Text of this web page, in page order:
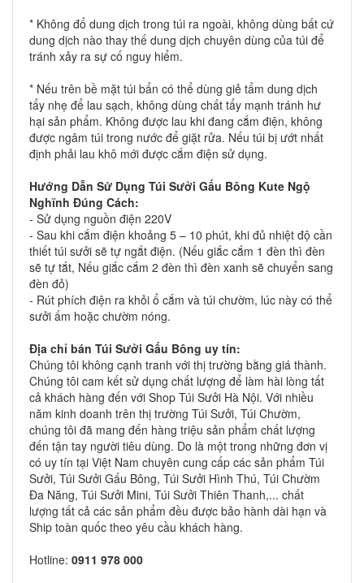
* Không đổ dung dịch trong túi ra ngoài, không dùng bất cứ
dung dịch nào thay thế dung dịch chuyên dùng của túi để
tránh xảy ra sự cố nguy hiểm.
* Nếu trên bề mặt túi bẩn có thể dùng giẻ tẩm dung dịch
tẩy nhẹ để lau sạch, không dùng chất tẩy mạnh tránh hư
hại sản phẩm. Không được lau khi đang cắm điện, không
được ngâm túi trong nước để giặt rửa. Nếu túi bị ướt nhất
định phải lau khô mới được cắm điện sử dụng.
Hướng Dẫn Sử Dụng Túi Sưởi Gấu Bông Kute Ngộ
Nghĩnh Đúng Cách:
- Sử dụng nguồn điện 220V
- Sau khi cắm điện khoảng 5 – 10 phút, khi đủ nhiệt độ cần
thiết túi sưởi sẽ tự ngắt điện. (Nếu giắc cắm 1 đèn thì đèn
sẽ tự tắt, Nếu giắc cắm 2 đèn thì đèn xanh sẽ chuyển sang
đèn đỏ)
- Rút phích điện ra khỏi ổ cắm và túi chườm, lúc này có thể
sưởi ấm hoặc chườm nóng.
Địa chỉ bán Túi Sưởi Gấu Bông uy tín:
Chúng tôi không cạnh tranh với thị trường bằng giá thành.
Chúng tôi cam kết sử dụng chất lượng để làm hài lòng tất
cả khách hàng đến với Shop Túi Sưởi Hà Nội. Với nhiều
năm kinh doanh trên thị trường Túi Sưởi, Túi Chườm,
chúng tôi đã mang đến hàng triệu sản phẩm chất lượng
đến tận tay người tiêu dùng. Do là một trong những đơn vị
có uy tín tại Việt Nam chuyên cung cấp các sản phẩm Túi
Sưởi, Túi Sưởi Gấu Bông, Túi Sưởi Hình Thú, Túi Chườm
Đa Năng, Túi Sưởi Mini, Túi Sưởi Thiên Thanh,... chất
lượng tất cả các sản phẩm đều được bảo hành dài hạn và
Ship toàn quốc theo yêu cầu khách hàng.
Hotline: 0911 978 000